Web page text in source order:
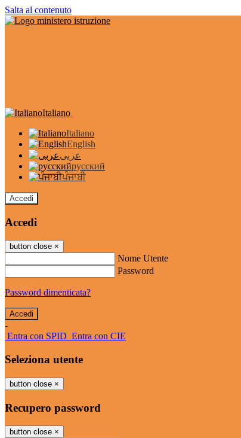
Salta al contenuto
Italiano
Italiano
English
عربى
русский
ਪੰਜਾਬੀ
Accedi
Accedi
button close ×
Nome Utente
Password
Password dimenticata?
-
Entra con SPID Entra con CIE
Seleziona utente
button close ×
Recupero password
button close ×